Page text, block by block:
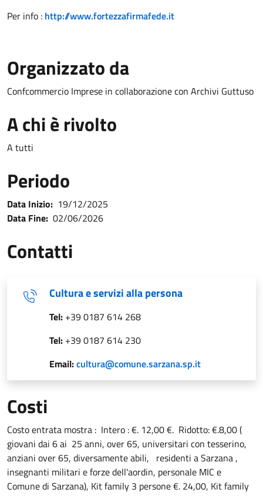
Per info : http://www.fortezzafirmafede.it
Organizzato da
Confcommercio Imprese in collaborazione con Archivi Guttuso
A chi è rivolto
A tutti
Periodo
Data Inizio: 19/12/2025
Data Fine: 02/06/2026
Contatti
Cultura e servizi alla persona
Tel: +39 0187 614 268
Tel: +39 0187 614 230
Email:cultura@comune.sarzana.sp.it
Costi
Costo entrata mostra : Intero : €. 12,00 €. Ridotto: €.8,00 (
giovani dai 6 ai 25 anni, over 65, universitari con tesserino,
anziani over 65, diversamente abili, residenti a Sarzana ,
insegnanti militari e forze dell'aordin, personale MIC e
Comune di Sarzana), Kit family 3 persone €. 24,00, Kit family